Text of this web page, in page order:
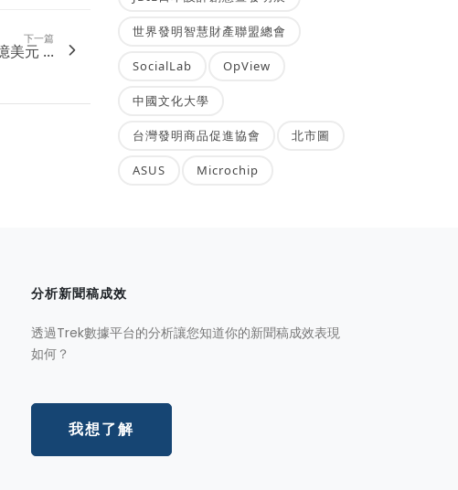
下一篇
美元 ...
世界發明智慧財產聯盟總會
SocialLab OpView
中國文化大學
台灣發明商品促進協會 北市圖
ASUS Microchip
分析新聞稿成效
透過Trek數據平台的分析讓您知道你的新聞稿成效表現
如何？
我想了解